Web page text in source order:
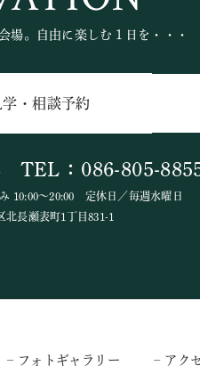
。自由に楽しむ１日を・・・
・相談予約
TEL：086-805-
10:00～20:00 定休日／毎週水曜日
長瀬表町1丁目831-1
– フォトギャラリー – アク